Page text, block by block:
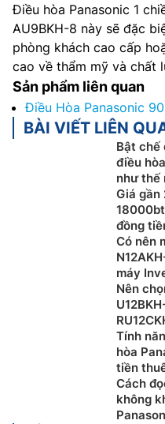
Điều hòa Panasonic 1
AU9BKH-8 này sẽ đặc
phòng khách cao cấp
cao về thẩm mỹ và chất
Sản phẩm liên quan
Điều Hòa Panasonic
BÀI VIẾT LIÊN
Bật chế
điều
như thế
Giá gần
đồng
Có nên
máy
Nên
Tính
hòa
tiền
Cách
không